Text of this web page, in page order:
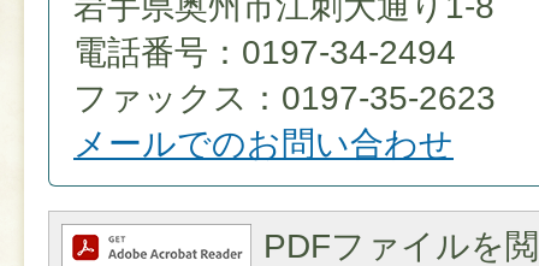
電話番号：0197-34-2494
ファックス：0197-35-2623
メールでのお問い合わせ
PDFファイルを